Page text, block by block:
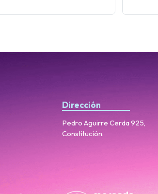
Dirección
Pedro Aguirre Cerda 925,
Constitución.